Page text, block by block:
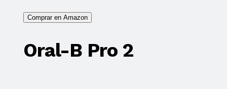
Comprar en Amazon
Oral-B Pro 2